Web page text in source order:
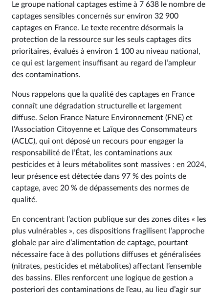
Le groupe national captages estime à 7 638 le nombre de
captages sensibles concernés sur environ 32 900
captages en France. Le texte recentre désormais la
protection de la ressource sur les seuls captages dits
prioritaires, évalués à environ 1 100 au niveau national,
ce qui est largement insuffisant au regard de l’ampleur
des contaminations.
Nous rappelons que la qualité des captages en France
connaît une dégradation structurelle et largement
diffuse. Selon France Nature Environnement (FNE) et
l’Association Citoyenne et Laïque des Consommateurs
(ACLC), qui ont déposé un recours pour engager la
responsabilité de l’État, les contaminations aux
pesticides et à leurs métabolites sont massives : en 2024,
leur présence est détectée dans 97 % des points de
captage, avec 20 % de dépassements des normes de
qualité.
En concentrant l’action publique sur des zones dites « les
plus vulnérables », ces dispositions fragilisent l’approche
globale par aire d’alimentation de captage, pourtant
nécessaire face à des pollutions diffuses et généralisées
(nitrates, pesticides et métabolites) affectant l’ensemble
des bassins. Elles renforcent une logique de gestion a
posteriori des contaminations de l’eau, au lieu d’agir sur